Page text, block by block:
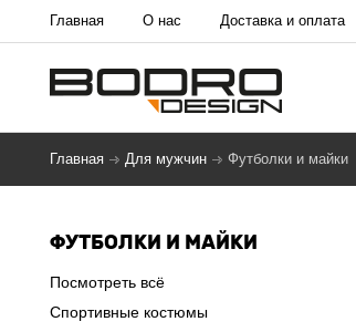
Главная О нас Доставка и оплата
Главная Для мужчин Футболки и майки
ФУТБОЛКИ И МАЙКИ
Посмотреть всё
Спортивные костюмы